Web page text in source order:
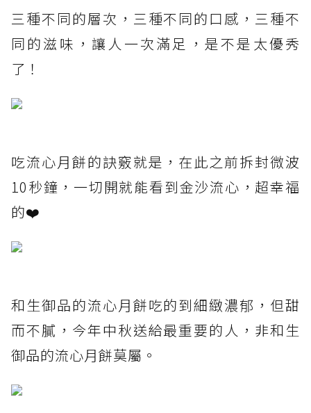
三種不同的層次，三種不同的口感，三種不
同的滋味，讓人一次滿足，是不是太優秀
了！
吃流心月餅的訣竅就是，在此之前拆封微波
10秒鐘，一切開就能看到金沙流心，超幸福
的❤️
和生御品的流心月餅吃的到細緻濃郁，但甜
而不膩，今年中秋送給最重要的人，非和生
御品的流心月餅莫屬。